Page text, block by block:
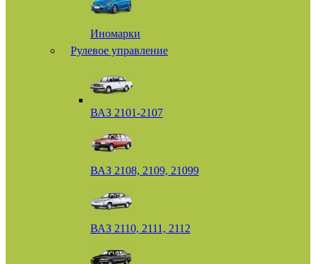
Иномарки
Рулевое управление
ВАЗ 2101-2107
ВАЗ 2108, 2109, 21099
ВАЗ 2110, 2111, 2112